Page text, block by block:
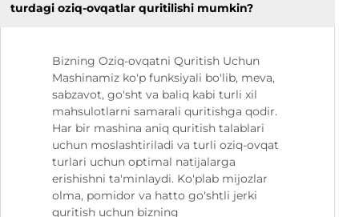
turdagi oziq-ovqatlar quritilishi mumkin?
Bizning Oziq-ovqatni Quritish Uchun
Mashinamiz ko'p funksiyali bo'lib, meva,
sabzavot, go'sht va baliq kabi turli xil
mahsulotlarni samarali quritishga qodir.
Har bir mashina aniq quritish talablari
uchun moslashtiriladi va turli oziq-ovqat
turlari uchun optimal natijalarga
erishishni ta'minlaydi. Ko'plab mijozlar
olma, pomidor va hatto go'shtli jerki
quritish uchun bizning